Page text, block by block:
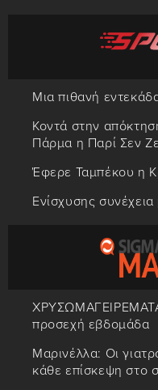
Μια πιθανή
Κοντά στην
Πάρμα η Παρί Σεν
Έφερε Ταμπέκου η
Ενίσχυσης
προσεχή εβδομάδα
Μαρινέλλα: Οι
κάθε επίσκεψη στο